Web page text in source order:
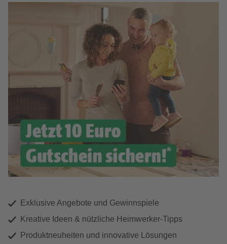
Exklusive Angebote und Gewinnspiele
Kreative Ideen & nützliche Heimwerker-Tipps
Produktneuheiten und innovative Lösungen